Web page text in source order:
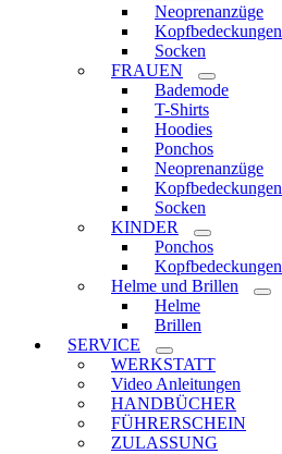
Neoprenanzüge
Kopfbedeckungen
Socken
FRAUEN
Bademode
T-Shirts
Hoodies
Ponchos
Neoprenanzüge
Kopfbedeckungen
Socken
KINDER
Ponchos
Kopfbedeckungen
Helme und Brillen
Helme
Brillen
SERVICE
WERKSTATT
Video Anleitungen
HANDBÜCHER
FÜHRERSCHEIN
ZULASSUNG